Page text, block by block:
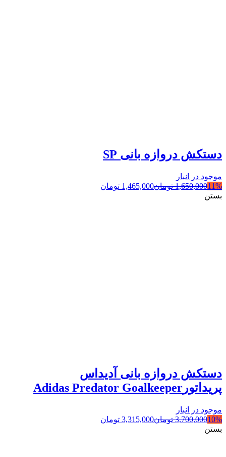
دستکش دروازه بانی SP
موجود در انبار
11%
1,650,000 تومان1,465,000 تومان
بستن
دستکش دروازه بانی آدیداس
پریداتورAdidas Predator Goalkeeper
موجود در انبار
10%
3,700,000 تومان3,315,000 تومان
بستن